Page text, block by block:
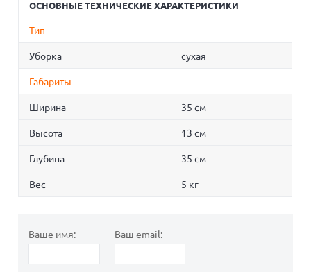
ОСНОВНЫЕ ТЕХНИЧЕСКИЕ ХАРАКТЕРИСТИКИ
Тип
Уборка сухая
Габариты
Ширина 35 см
Высота 13 см
Глубина 35 см
Вес 5 кг
Ваше имя: Ваш email: